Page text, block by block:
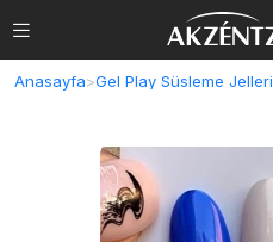
Anasayfa>Gel Play Süsleme Jelleri